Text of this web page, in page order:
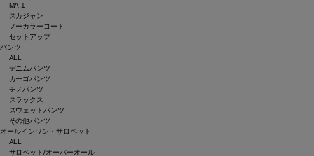
MA-1
スカジャン
ノーカラーコート
セットアップ
パンツ
ALL
デニムパンツ
カーゴパンツ
チノパンツ
スラックス
スウェットパンツ
その他パンツ
オールインワン・サロペット
ALL
サロペット/オーバーオール